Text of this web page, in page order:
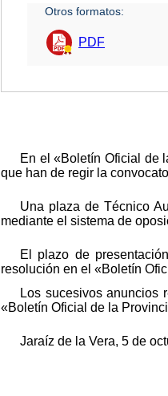
Otros formatos:
PDF
En el «Boletín Oficial de
que han de regir la
Una plaza de Técnico
mediante el sistema de
El plazo de
resolución en el «Boletín
Los sucesivos anuncios
«Boletín Oficial de la
Jaraíz de la Vera, 5 de